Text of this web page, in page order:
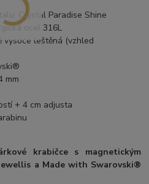
Crystal Paradise Shine
ocel 316L
vysoce leštěná (vzhled
mm
+ 4 cm adjusta
krabičce s magnetickým
a Made with Swarovski®